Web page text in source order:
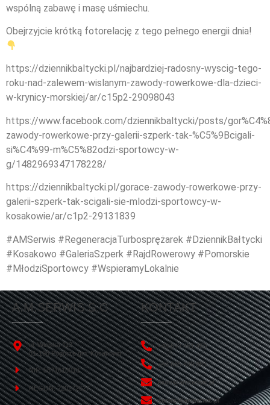
wspólną zabawę i masę uśmiechu.
Obejrzyjcie krótką fotorelację z tego pełnego energii dnia!
https://dziennikbaltycki.pl/najbardziej-radosny-wyscig-tego-
roku-nad-zalewem-wislanym-zawody-rowerkowe-dla-dzieci-
w-krynicy-morskiej/ar/c15p2-29098043
https://www.facebook.com/dziennikbaltycki/posts/
zawody-rowerkowe-przy-galerii-szperk-tak-%C5%9Bcigali-
si%C4%99-m%C5%82odzi-sportowcy-w-
g/1482969347178228/
https://dziennikbaltycki.pl/gorace-zawody-rowerkowe-przy-
galerii-szperk-tak-scigali-sie-mlodzi-sportowcy-w-
kosakowie/ar/c1p2-29131839
#AMSerwis #RegeneracjaTurbosprężarek #DziennikBałtycki
#Kosakowo #GaleriaSzperk #RajdRowerowy #Pomorskie
#MłodziSportowcy #WspieramyLokalnie
A.M.SERWIS S.C
ul. Wiejska 113
81-198 Pogórze gm. Kosakowo
NIP: 5871618013
REGON: 220272627
KONTAKT
+48 693 451 450
+48 665 499 865
biuro@amserwis.pl
serwis@amserwis.pl